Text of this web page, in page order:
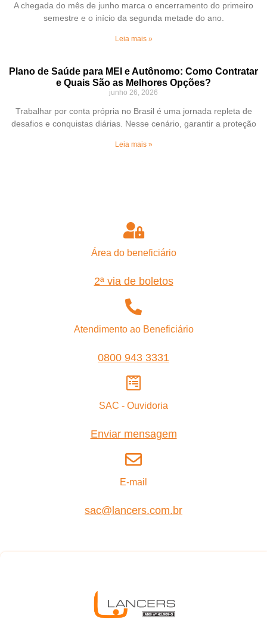
A chegada do mês de junho marca o encerramento do primeiro
semestre e o início da segunda metade do ano.
Leia mais »
Plano de Saúde para MEI e Autônomo: Como Contratar
e Quais São as Melhores Opções?
junho 26, 2026
Trabalhar por conta própria no Brasil é uma jornada repleta de
desafios e conquistas diárias. Nesse cenário, garantir a proteção
Leia mais »
Área do beneficiário
2ª via de boletos
Atendimento ao Beneficiário
0800 943 3331
SAC - Ouvidoria
Enviar mensagem
E-mail
sac@lancers.com.br